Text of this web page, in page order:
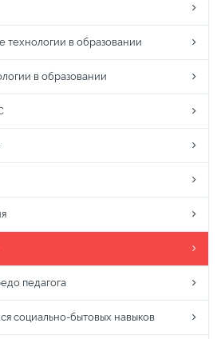
в образовании
в образовании
педагога
социально-бытовых навыков